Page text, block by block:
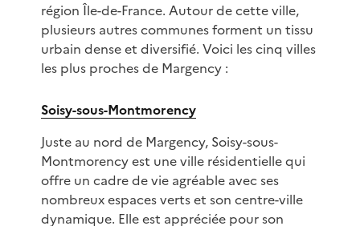
région Île-de-France. Autour de cette ville,
plusieurs autres communes forment un tissu
urbain dense et diversifié. Voici les cinq villes
les plus proches de Margency :
Soisy-sous-Montmorency
Juste au nord de Margency, Soisy-sous-
Montmorency est une ville résidentielle qui
offre un cadre de vie agréable avec ses
nombreux espaces verts et son centre-ville
dynamique. Elle est appréciée pour son